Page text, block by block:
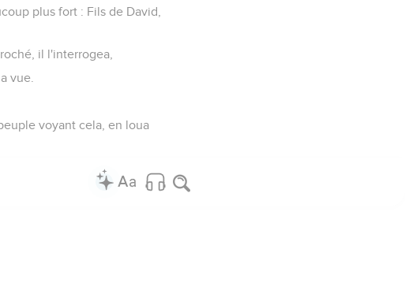
plus fort : Fils de David,
il l'interrogea,
vue.
voyant cela, en loua